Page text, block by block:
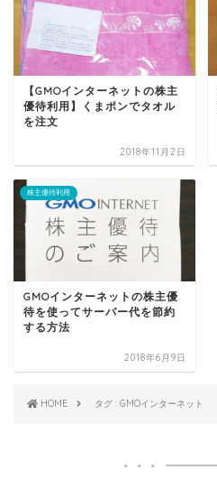
【GMOインターネットの株主
優待利用】くまポンでタオル
を注文
2018年11月2日
株主優待利用
GMOインターネットの株主優
待を使ってサーバー代を節約
する方法
2018年6月9日
HOME タグ : GMOインターネット